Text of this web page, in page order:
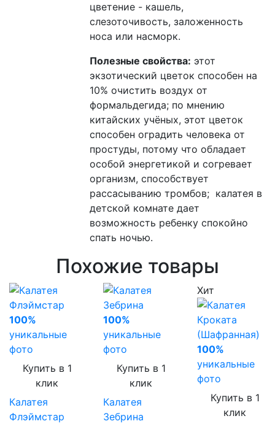
цветение - кашель,
слезоточивость, заложенность
носа или насморк.
Полезные свойства: этот
экзотический цветок способен на
10% очистить воздух от
формальдегида; по мнению
китайских учёных, этот цветок
способен оградить человека от
простуды, потому что обладает
особой энергетикой и согревает
организм, способствует
рассасыванию тромбов; калатея в
детской комнате дает
возможность ребенку спокойно
спать ночью.
Похожие товары
100%
уникальные
фото
Купить в 1
клик
Калатея
Флэймстар
100%
уникальные
фото
Купить в 1
клик
Калатея
Зебрина
Хит
100%
уникальные
фото
Купить в 1
клик